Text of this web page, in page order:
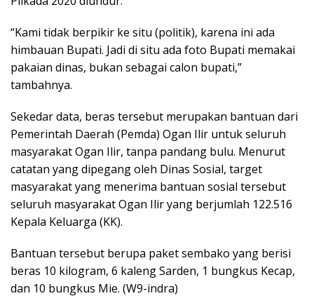
“Kami tidak berpikir ke situ (politik), karena ini ada
himbauan Bupati. Jadi di situ ada foto Bupati memakai
pakaian dinas, bukan sebagai calon bupati,”
tambahnya.
Sekedar data, beras tersebut merupakan bantuan dari
Pemerintah Daerah (Pemda) Ogan Ilir untuk seluruh
masyarakat Ogan Ilir, tanpa pandang bulu. Menurut
catatan yang dipegang oleh Dinas Sosial, target
masyarakat yang menerima bantuan sosial tersebut
seluruh masyarakat Ogan Ilir yang berjumlah 122.516
Kepala Keluarga (KK).
Bantuan tersebut berupa paket sembako yang berisi
beras 10 kilogram, 6 kaleng Sarden, 1 bungkus Kecap,
dan 10 bungkus Mie. (W9-indra)